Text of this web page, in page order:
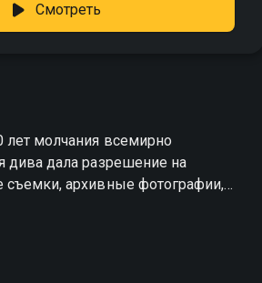
Смотреть
молчания всемирно
дива дала разрешение на
съемки, архивные фотографии,
Ив Сен-Лоран, Дж. Ф. Кеннеди,
Черчилль, Грейс Келли,